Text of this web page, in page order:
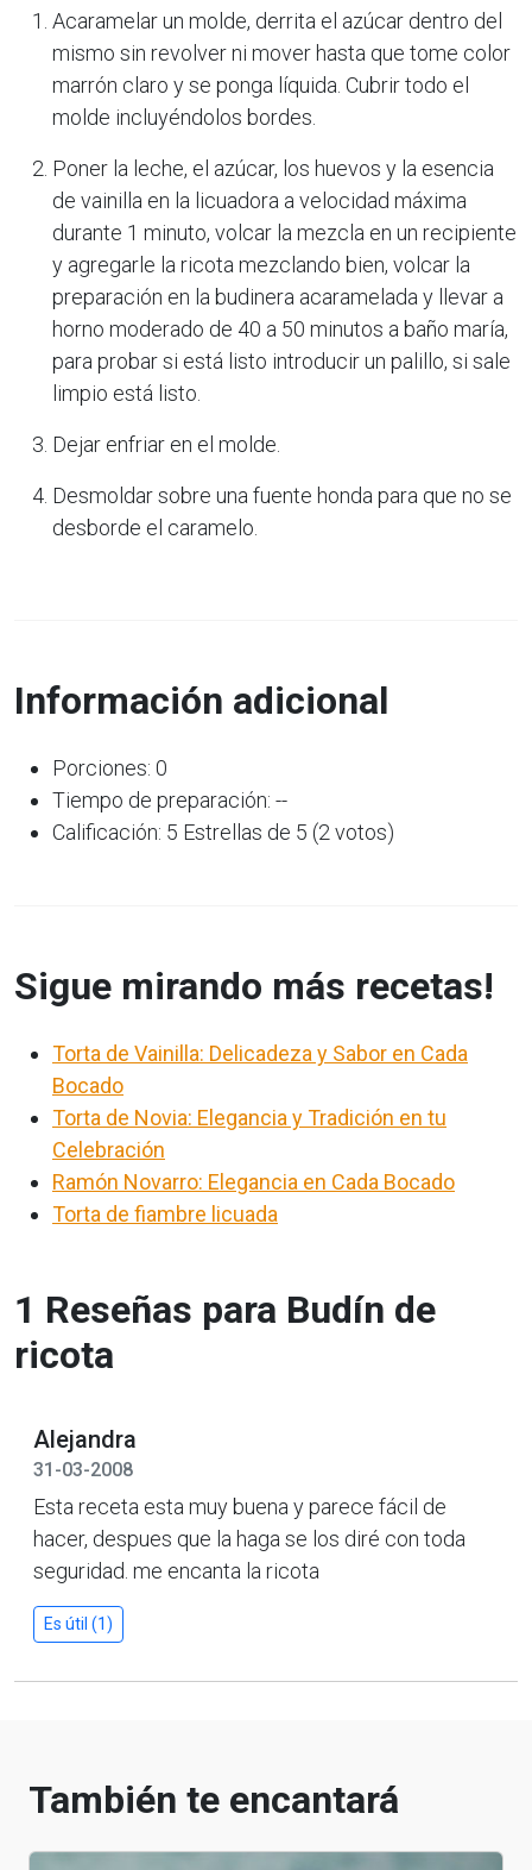
Acaramelar un molde, derrita el azúcar dentro del
mismo sin revolver ni mover hasta que tome color
marrón claro y se ponga líquida. Cubrir todo el
molde incluyéndolos bordes.
Poner la leche, el azúcar, los huevos y la esencia
de vainilla en la licuadora a velocidad máxima
durante 1 minuto, volcar la mezcla en un recipiente
y agregarle la ricota mezclando bien, volcar la
preparación en la budinera acaramelada y llevar a
horno moderado de 40 a 50 minutos a baño maría,
para probar si está listo introducir un palillo, si sale
limpio está listo.
Dejar enfriar en el molde.
Desmoldar sobre una fuente honda para que no se
desborde el caramelo.
Información adicional
Porciones: 0
Tiempo de preparación: --
Calificación: 5 Estrellas de 5 (2 votos)
Sigue mirando más recetas!
Torta de Vainilla: Delicadeza y Sabor en Cada
Bocado
Torta de Novia: Elegancia y Tradición en tu
Celebración
Ramón Novarro: Elegancia en Cada Bocado
Torta de fiambre licuada
1 Reseñas para Budín de
ricota
Alejandra
31-03-2008
Esta receta esta muy buena y parece fácil de
hacer, despues que la haga se los diré con toda
seguridad. me encanta la ricota
Es útil (1)
También te encantará